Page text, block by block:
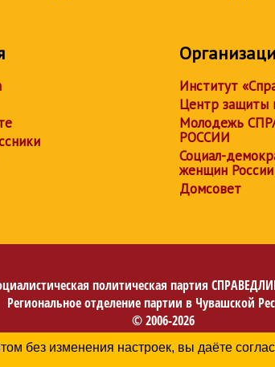
Институт
Центр защиты
Молодежь
РОССИИ
Социал-
женщин России
Домсовет
политическая партия
Региональное отделение партии в Чувашской
© 2006-2026
Политика в отношении обработки
без изменения настроек, вы даёте